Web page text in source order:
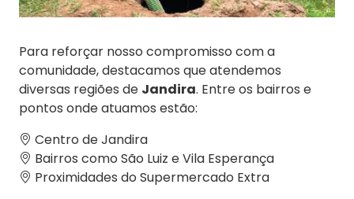
Para reforçar nosso compromisso com a
comunidade, destacamos que atendemos
diversas regiões de Jandira. Entre os bairros e
pontos onde atuamos estão:
Centro de Jandira
Bairros como São Luiz e Vila Esperança
Proximidades do Supermercado Extra